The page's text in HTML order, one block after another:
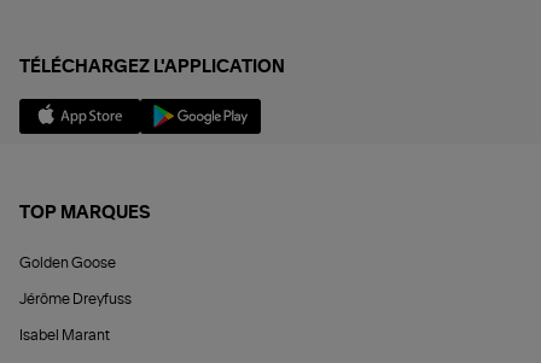
TÉLÉCHARGEZ L'APPLICATION
TOP MARQUES
Golden Goose
Jérôme Dreyfuss
Isabel Marant